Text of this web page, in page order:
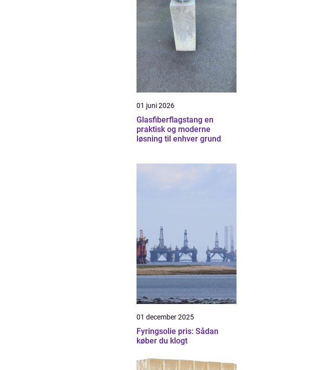
01 juni 2026
Glasfiberflagstang en
praktisk og moderne
løsning til enhver grund
01 december 2025
Fyringsolie pris: Sådan
køber du klogt